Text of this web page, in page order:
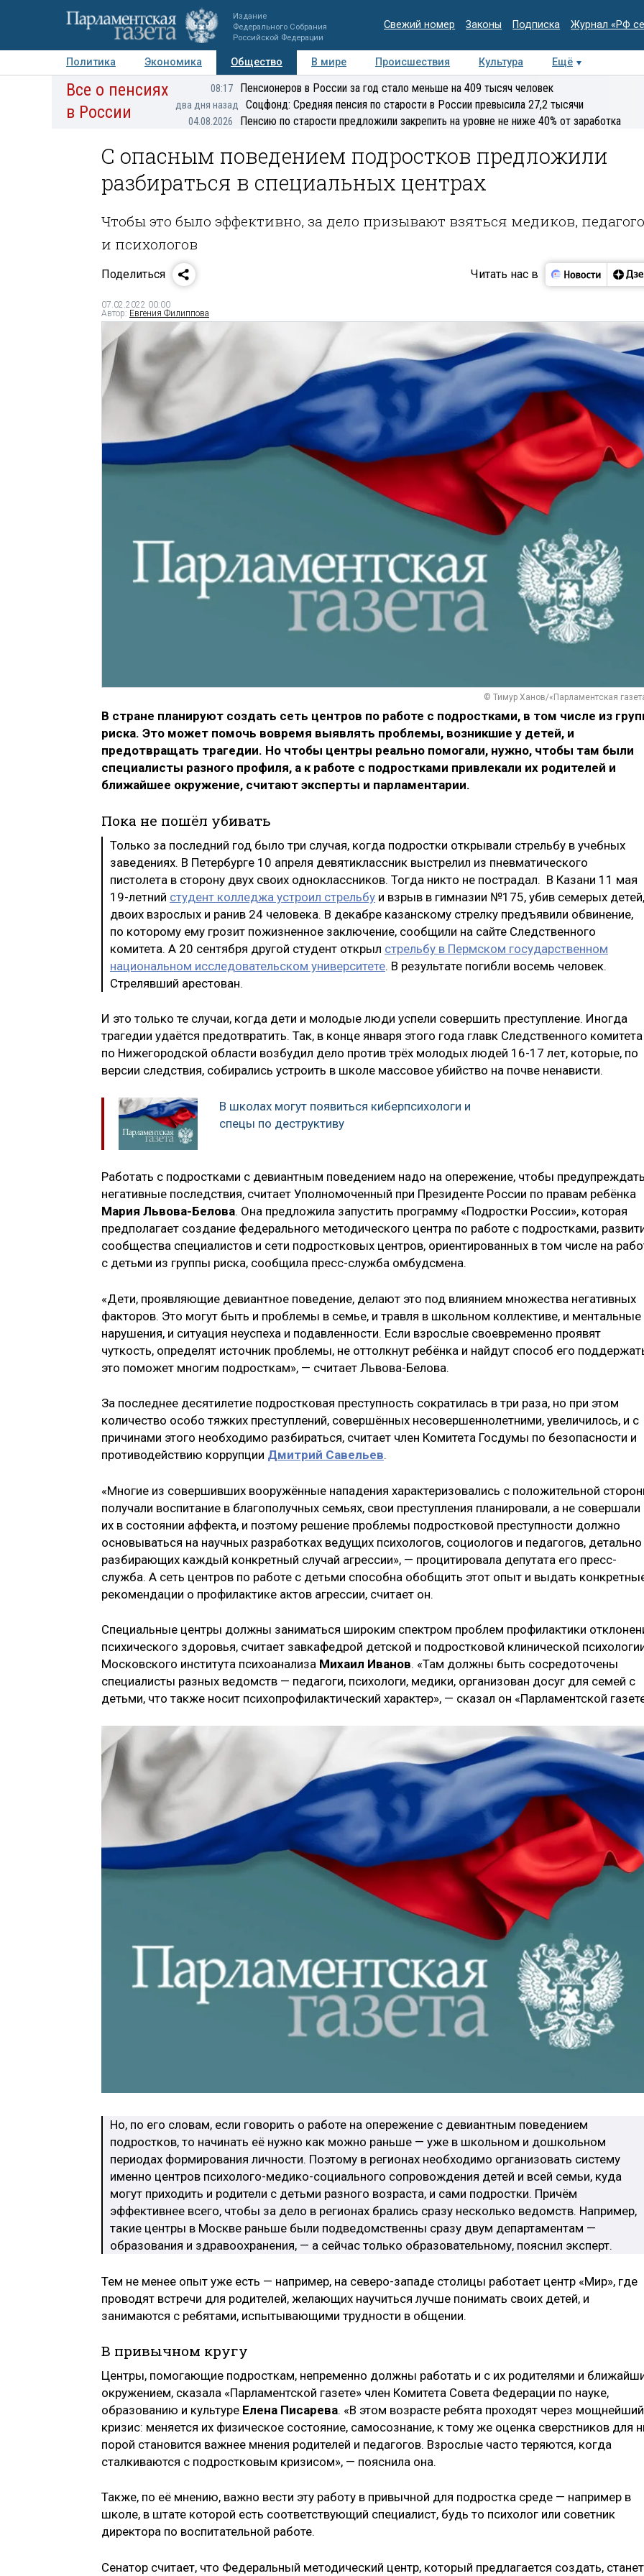
Издание
Федерального Собрания
Российской Федерации
Свежий номер Законы Подписка Журнал «РФ
Политика Экономика Общество В мире Происшествия Культура Ещё
Авторы Персоны Мнения Регионы Медиацентр Интервью Колумнисты
Все о пенсиях
в России
08:17 Пенсионеров в России за год стало меньше на 409 тысяч человек
два дня назад Соцфонд: Средняя пенсия по старости в России превысила 27,2 тысячи
04.08.2026 Пенсию по старости предложили закрепить на уровне не ниже 40% от заработка
С опасным поведением подростков предложили
разбираться в специальных центрах
Чтобы это было эффективно, за дело призывают взяться медиков,
и психологов
Поделиться Читать нас в
07.02.2022 00:00
Автор: Евгения Филиппова
© Тимур Ханов/«Парламентская
В стране планируют создать сеть центров по работе с подростками, в том числе из
риска. Это может помочь вовремя выявлять проблемы, возникшие у детей, и
предотвращать трагедии. Но чтобы центры реально помогали, нужно, чтобы там были
специалисты разного профиля, а к работе с подростками привлекали их родителей и
ближайшее окружение, считают эксперты и парламентарии.
Пока не пошёл убивать
Только за последний год было три случая, когда подростки открывали стрельбу в учебных
заведениях. В Петербурге 10 апреля девятиклассник выстрелил из пневматического
пистолета в сторону двух своих одноклассников. Тогда никто не пострадал. В Казани 11 мая
19-летний студент колледжа устроил стрельбу и взрыв в гимназии №175, убив семерых детей,
двоих взрослых и ранив 24 человека. В декабре казанскому стрелку предъявили обвинение,
по которому ему грозит пожизненное заключение, сообщили на сайте Следственного
комитета. А 20 сентября другой студент открыл стрельбу в Пермском государственном
национальном исследовательском университете. В результате погибли восемь человек.
Стрелявший арестован.
И это только те случаи, когда дети и молодые люди успели совершить преступление. Иногда
трагедии удаётся предотвратить. Так, в конце января этого года главк Следственного комитета
по Нижегородской области возбудил дело против трёх молодых людей 16-17 лет, которые, по
версии следствия, собирались устроить в школе массовое убийство на почве ненависти.
В школах могут появиться киберпсихологи и
спецы по деструктиву
Работать с подростками с девиантным поведением надо на опережение, чтобы предупреждать
негативные последствия, считает Уполномоченный при Президенте России по правам ребёнка
Мария Львова-Белова. Она предложила запустить программу «Подростки России», которая
предполагает создание федерального методического центра по работе с подростками,
сообщества специалистов и сети подростковых центров, ориентированных в том числе на
с детьми из группы риска, сообщила пресс-служба омбудсмена.
«Дети, проявляющие девиантное поведение, делают это под влиянием множества негативных
факторов. Это могут быть и проблемы в семье, и травля в школьном коллективе, и ментальные
нарушения, и ситуация неуспеха и подавленности. Если взрослые своевременно проявят
чуткость, определят источник проблемы, не оттолкнут ребёнка и найдут способ его
это поможет многим подросткам», — считает Львова-Белова.
За последнее десятилетие подростковая преступность сократилась в три раза, но при этом
количество особо тяжких преступлений, совершённых несовершеннолетними, увеличилось, и с
причинами этого необходимо разбираться, считает член Комитета Госдумы по безопасности и
противодействию коррупции Дмитрий Савельев.
«Многие из совершивших вооружённые нападения характеризовались с положительной
получали воспитание в благополучных семьях, свои преступления планировали, а не совершали
их в состоянии аффекта, и поэтому решение проблемы подростковой преступности должно
основываться на научных разработках ведущих психологов, социологов и педагогов, детально
разбирающих каждый конкретный случай агрессии», — процитировала депутата его пресс-
служба. А сеть центров по работе с детьми способна обобщить этот опыт и выдать
рекомендации о профилактике актов агрессии, считает он.
Специальные центры должны заниматься широким спектром проблем профилактики
психического здоровья, считает завкафедрой детской и подростковой клинической
Московского института психоанализа Михаил Иванов. «Там должны быть сосредоточены
специалисты разных ведомств — педагоги, психологи, медики, организован досуг для семей с
детьми, что также носит психопрофилактический характер», — сказал он «Парламентской
Но, по его словам, если говорить о работе на опережение с девиантным поведением
подростков, то начинать её нужно как можно раньше — уже в школьном и дошкольном
периодах формирования личности. Поэтому в регионах необходимо организовать систему
именно центров психолого-медико-социального сопровождения детей и всей семьи, куда
могут приходить и родители с детьми разного возраста, и сами подростки. Причём
эффективнее всего, чтобы за дело в регионах брались сразу несколько ведомств. Например,
такие центры в Москве раньше были подведомственны сразу двум департаментам —
образования и здравоохранения, — а сейчас только образовательному, пояснил эксперт.
Тем не менее опыт уже есть — например, на северо-западе столицы работает центр «Мир», где
проводят встречи для родителей, желающих научиться лучше понимать своих детей, и
занимаются с ребятами, испытывающими трудности в общении.
В привычном кругу
Центры, помогающие подросткам, непременно должны работать и с их родителями и
окружением, сказала «Парламентской газете» член Комитета Совета Федерации по науке,
образованию и культуре Елена Писарева. «В этом возрасте ребята проходят через мощнейший
кризис: меняется их физическое состояние, самосознание, к тому же оценка сверстников для
порой становится важнее мнения родителей и педагогов. Взрослые часто теряются, когда
сталкиваются с подростковым кризисом», — пояснила она.
Также, по её мнению, важно вести эту работу в привычной для подростка среде — например в
школе, в штате которой есть соответствующий специалист, будь то психолог или советник
директора по воспитательной работе.
Сенатор считает, что Федеральный методический центр, который предлагается создать, станет